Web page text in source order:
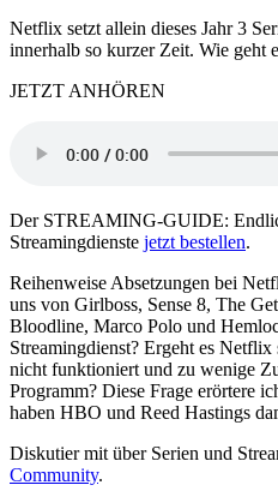
Netflix setzt allein dieses Jahr 3
innerhalb so kurzer Zeit. Wie geht
JETZT ANHÖREN
Der STREAMING-GUIDE:
Streamingdienste jetzt bestellen.
Reihenweise Absetzungen bei
uns von Girlboss, Sense 8, The
Bloodline, Marco Polo und
Streamingdienst? Ergeht es
nicht funktioniert und zu wenige
Programm? Diese Frage erörtere
haben HBO und Reed Hastings
Diskutier mit über Serien und
Community.